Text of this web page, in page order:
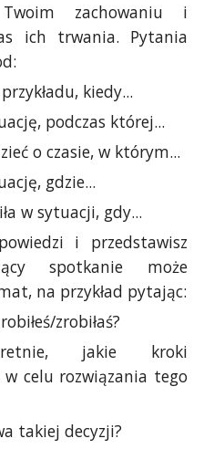
zachowaniu i
ich trwania. Pytania
kiedy...
podczas której...
o czasie, w którym...
gdzie...
w sytuacji, gdy...
i przedstawisz
spotkanie może
na przykład pytając:
zrobiłaś?
jakie kroki
w celu rozwiązania tego
takiej decyzji?